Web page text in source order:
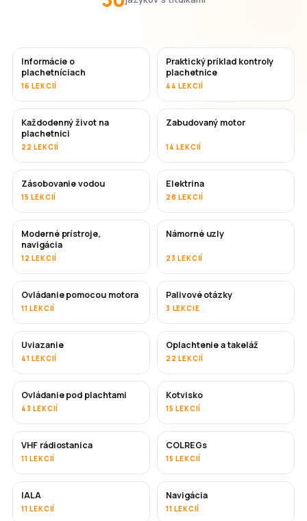
Informácie o
plachetníciach
16 LEKCIÍ
Praktický príklad kontroly
plachetnice
44 LEKCIÍ
Každodenný život na
plachetnici
22 LEKCIÍ
Zabudovaný motor
14 LEKCIÍ
Zásobovanie vodou
15 LEKCIÍ
Elektrina
28 LEKCIÍ
Moderné prístroje,
navigácia
12 LEKCIÍ
Námorné uzly
23 LEKCIÍ
Ovládanie pomocou motora
11 LEKCIÍ
Palivové otázky
3 LEKCIE
Uviazanie
41 LEKCIÍ
Oplachtenie a takeláž
22 LEKCIÍ
Ovládanie pod plachtami
43 LEKCIÍ
Kotvisko
15 LEKCIÍ
VHF rádiostanica
11 LEKCIÍ
COLREGs
15 LEKCIÍ
IALA
11 LEKCIÍ
Navigácia
11 LEKCIÍ